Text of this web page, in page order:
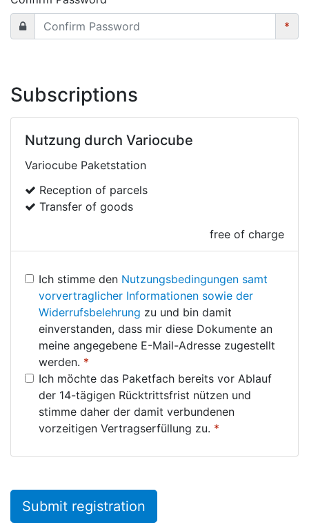
*
Subscriptions
Nutzung durch Variocube
Variocube Paketstation
Reception of parcels
Transfer of goods
free of charge
Ich stimme den Nutzungsbedingungen samt
vorvertraglicher Informationen sowie der
Widerrufsbelehrung zu und bin damit
einverstanden, dass mir diese Dokumente an
meine angegebene E-Mail-Adresse zugestellt
werden. *
Ich möchte das Paketfach bereits vor Ablauf
der 14-tägigen Rücktrittsfrist nützen und
stimme daher der damit verbundenen
vorzeitigen Vertragserfüllung zu. *
Submit registration